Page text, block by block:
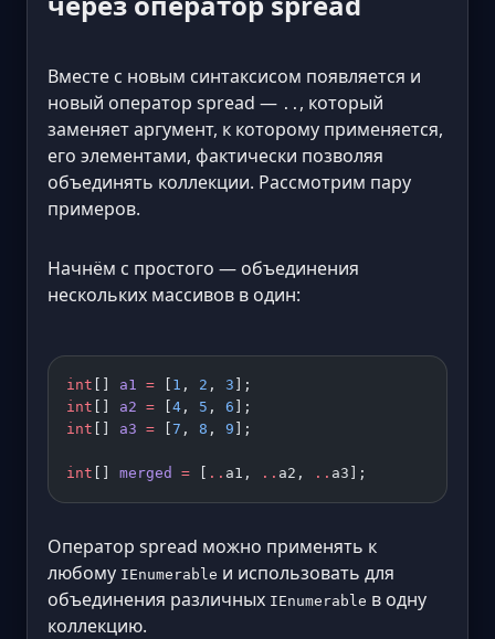
Вместе с новым синтаксисом появляется и
новый оператор spread — .. , который
заменяет аргумент, к которому применяется,
его элементами, фактически позволяя
объединять коллекции. Рассмотрим пару
примеров.
Начнём с простого — объединения
нескольких массивов в один:
int [] a1 = [ 1 , 2 , 3 ];
int [] a2 = [4 , 5 , 6 ];
int [] a3 = [7 , 8 , 9 ];
int [] merged = [ .. a1, .. a2, .. a3];
Оператор spread можно применять к
любому IEnumerable и использовать для
объединения различных IEnumerable в одну
коллекцию.